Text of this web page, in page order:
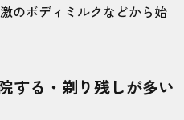
のボディミルクなどから始
する・剃り残しが多い